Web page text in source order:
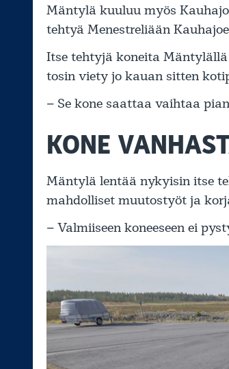
Mäntylä kuuluu myös
tehtyä Menestreliään
Itse tehtyjä koneita
tosin viety jo kauan sitten
– Se kone saattaa vaihtaa
KONE
Mäntylä lentää nykyisin itse
mahdolliset muutostyöt ja
– Valmiiseen koneeseen ei